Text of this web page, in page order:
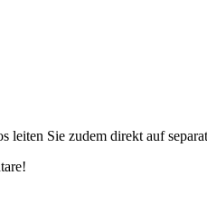
leiten Sie zudem direkt auf